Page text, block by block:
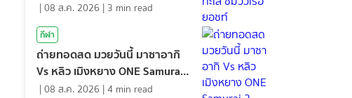
|08 ส.ค. 2026 | 3 min read
กีฬา
ถ่ายทอดสด มวยวันนี้ มาซาอากิ
Vs หลิว เมิงหยาง ONE Samurai
2|08 ส.ค. 2026 |4 min read